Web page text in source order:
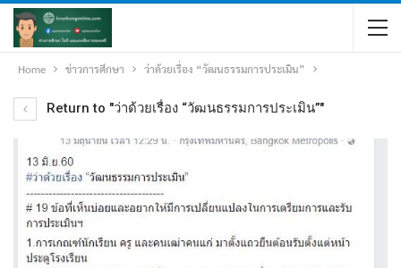
Home ข่าวการศึกษา ว่าด้วยเรื่อง “วัฒนธรรมการประเมิน”
Return to "ว่าด้วยเรื่อง “วัฒนธรรมการประเมิน”"